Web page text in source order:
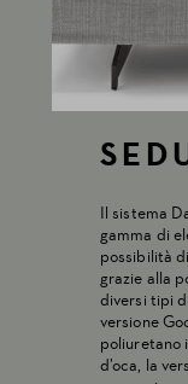
Il sistema
gamma di
possibilità
grazie alla
diversi tipi
versione
poliuretano
d’oca, la